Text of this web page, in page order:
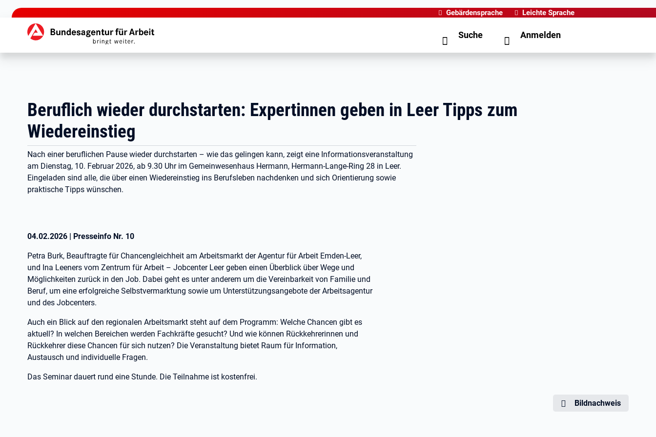
zu den Hauptinhalten springen
Gebärdensprache Leichte Sprache
Hauptnavigation Suche Anmelden
Beruflich wieder durchstarten: Expertinnen geben in Leer Tipps zum
Wiedereinstieg
Nach einer beruflichen Pause wieder durchstarten – wie das gelingen kann, zeigt eine Informationsveranstaltung
am Dienstag, 10. Februar 2026, ab 9.30 Uhr im Gemeinwesenhaus Hermann, Hermann-Lange-Ring 28 in Leer.
Eingeladen sind alle, die über einen Wiedereinstieg ins Berufsleben nachdenken und sich Orientierung sowie
praktische Tipps wünschen.
04.02.2026 | Presseinfo Nr. 10
Petra Burk, Beauftragte für Chancengleichheit am Arbeitsmarkt der Agentur für Arbeit Emden-Leer,
und Ina Leeners vom Zentrum für Arbeit – Jobcenter Leer geben einen Überblick über Wege und
Möglichkeiten zurück in den Job. Dabei geht es unter anderem um die Vereinbarkeit von Familie und
Beruf, um eine erfolgreiche Selbstvermarktung sowie um Unterstützungsangebote der Arbeitsagentur
und des Jobcenters.
Auch ein Blick auf den regionalen Arbeitsmarkt steht auf dem Programm: Welche Chancen gibt es
aktuell? In welchen Bereichen werden Fachkräfte gesucht? Und wie können Rückkehrerinnen und
Rückkehrer diese Chancen für sich nutzen? Die Veranstaltung bietet Raum für Information,
Austausch und individuelle Fragen.
Das Seminar dauert rund eine Stunde. Die Teilnahme ist kostenfrei.
Bildnachweis